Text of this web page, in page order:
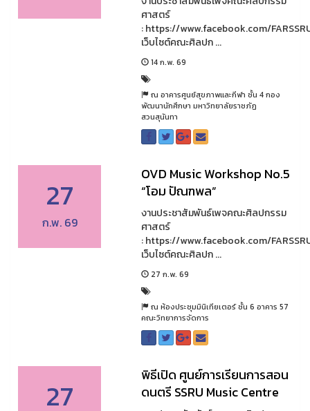
ศาสตร์
: https://www.facebook.com/
เว็บไซต์คณะศิลปก ...
14 ก.พ. 69
ณ อาคารศูนย์สุขภาพและกีฬา ชั้น 4 กอง
พัฒนานักศึกษา มหาวิทยาลัยราชภัฏ
สวนสุนันทา
27
ก.พ. 69
OVD Music Workshop No.5
“โอม ปัณฑพล”
งานประชาสัมพันธ์เพจคณะศิลปกรรม
ศาสตร์
: https://www.facebook.com/
เว็บไซต์คณะศิลปก ...
27 ก.พ. 69
ณ ห้องประชุมมินิเทียเตอร์ ชั้น 6 อาคาร 57
คณะวิทยาการจัดการ
27
พิธีเปิด ศูนย์การเรียนการสอน
ดนตรี SSRU Music Centre